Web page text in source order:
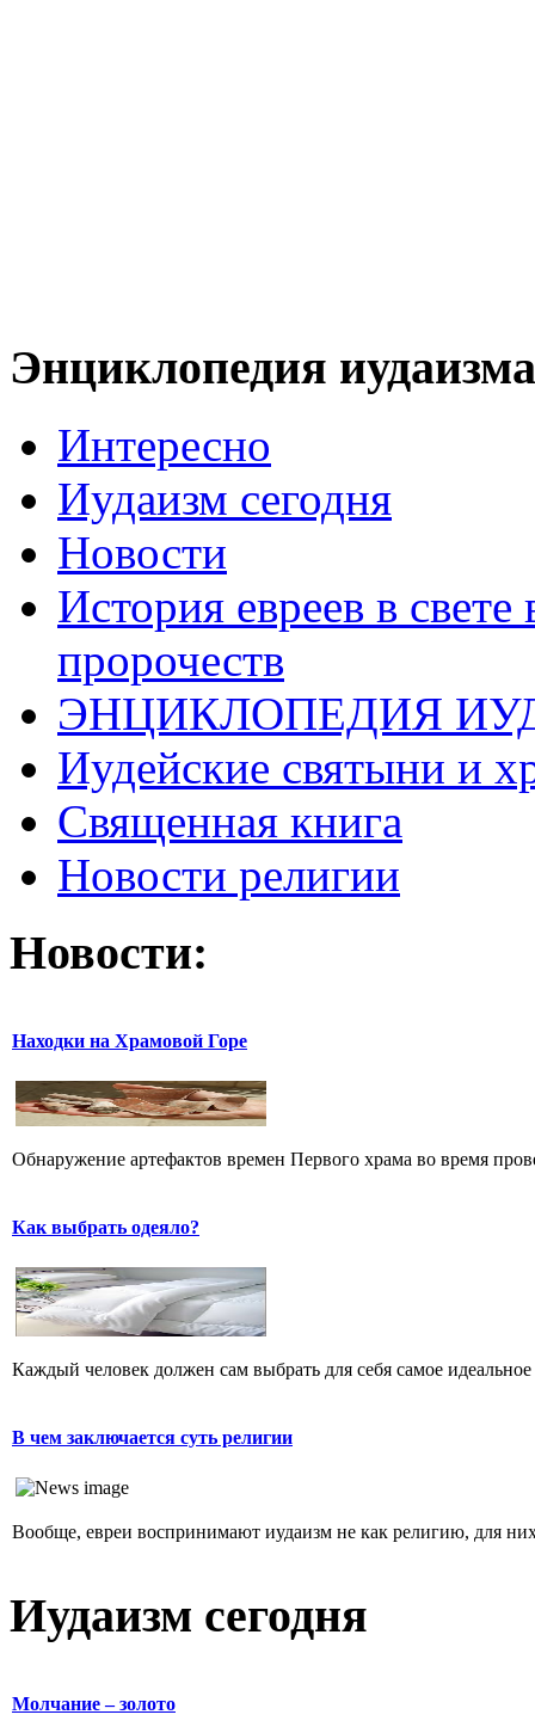
Энциклопедия иудаизма
Интересно
Иудаизм сегодня
Новости
История евреев в
пророчеств
ЭНЦИКЛОПЕДИЯ
Иудейские святыни и
Священная книга
Новости религии
Новости:
Находки на Храмовой Горе
Обнаружение артефактов времен Первого храма во время
Как выбрать одеяло?
Каждый человек должен сам выбрать для себя самое
В чем заключается суть религии
Вообще, евреи воспринимают иудаизм не как религию, для
Иудаизм сегодня
Молчание – золото